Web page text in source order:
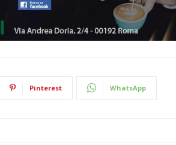
Pinterest WhatsApp